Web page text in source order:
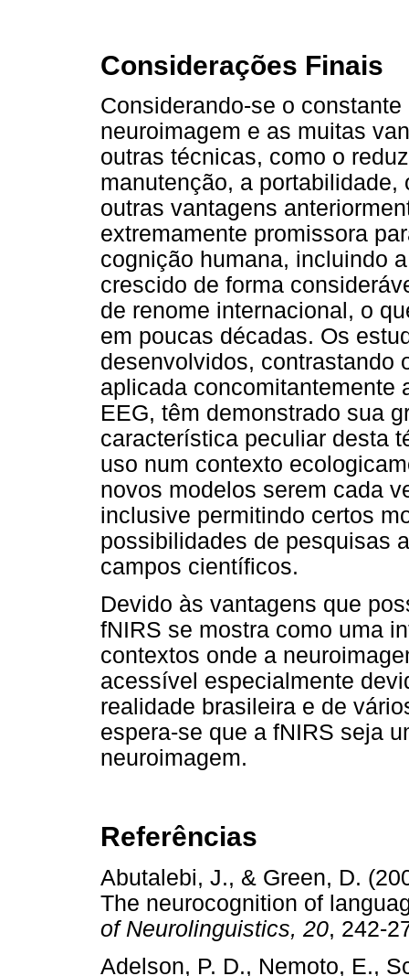
Considerações Finais
Considerando-se o
neuroimagem e as muitas
outras técnicas, como o
manutenção, a
outras vantagens
extremamente promissora
cognição humana, incluindo
crescido de forma
de renome internacional, o
em poucas décadas. Os
desenvolvidos, contrastando
aplicada concomitantemente
EEG, têm demonstrado sua
característica peculiar desta
uso num contexto
novos modelos serem cada
inclusive permitindo certos
possibilidades de pesquisas
campos científicos.
Devido às vantagens que
fNIRS se mostra como uma
contextos onde a
acessível especialmente
realidade brasileira e de
espera-se que a fNIRS seja
neuroimagem.
Referências
Abutalebi, J., & Green, D.
The neurocognition of
of Neurolinguistics, 20,
Adelson, P. D., Nemoto, E.,